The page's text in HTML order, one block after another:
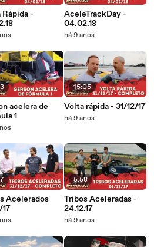
-
acelera de
1
Acelerados
17
AceleTrackDay -
04.02.18
há 9 anos
15:05
Volta rápida - 31/12/17
há 9 anos
5:58
Tribos Aceleradas -
24.12.17
há 9 anos